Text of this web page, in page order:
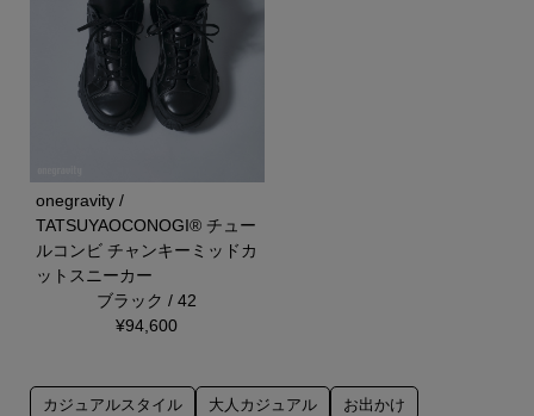
onegravity /
TATSUYAOCONOGI® チュー
ルコンビ チャンキーミッドカ
ットスニーカー
ブラック / 42
¥94,600
カジュアルスタイル 大人カジュアル
お出かけ